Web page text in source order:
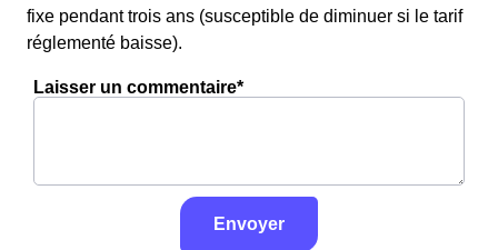
fixe pendant trois ans (susceptible de diminuer si le tarif
réglementé baisse).
Laisser un commentaire*
Envoyer